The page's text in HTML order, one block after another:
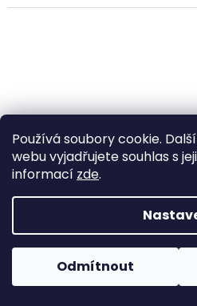
Používá soubory cookie.
webu vyjadřujete souhlas s
informací zde.
Odmítnout
Pokud u nás nenajdete konkrétní
ozvat. Ve většině případů jej
Westernové jednodílné
Na objednávku - skladem
do 14 dnů